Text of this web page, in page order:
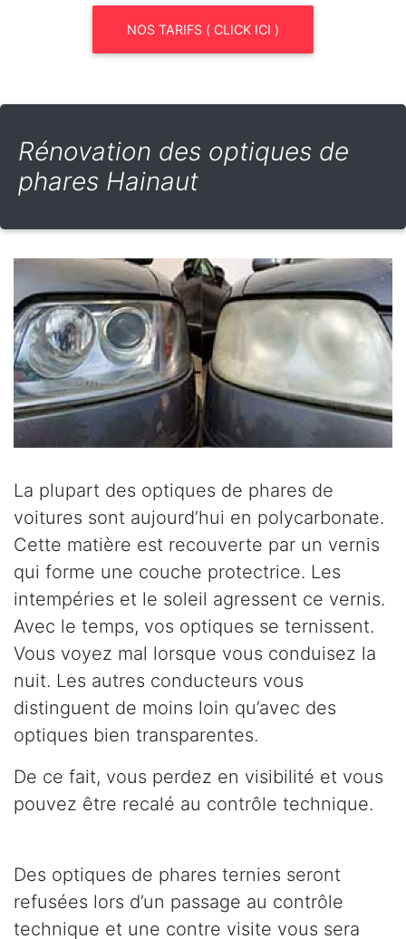
NOS TARIFS ( CLICK ICI )
Rénovation des optiques de
phares Hainaut
La plupart des optiques de phares de
voitures sont aujourd’hui en polycarbonate.
Cette matière est recouverte par un vernis
qui forme une couche protectrice. Les
intempéries et le soleil agressent ce vernis.
Avec le temps, vos optiques se ternissent.
Vous voyez mal lorsque vous conduisez la
nuit. Les autres conducteurs vous
distinguent de moins loin qu’avec des
optiques bien transparentes.
De ce fait, vous perdez en visibilité et vous
pouvez être recalé au contrôle technique.
Des optiques de phares ternies seront
refusées lors d’un passage au contrôle
technique et une contre visite vous sera